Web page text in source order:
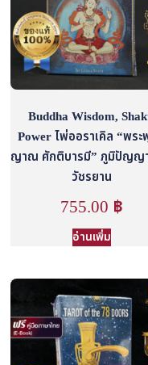
Buddha Wisdom,
Power ไพ่ออราเคิล “พร
ญาณ ศักติบารมี” ภูมิปัญญ
วัชรยาน
755.00 ฿
อ่านเพิ่ม